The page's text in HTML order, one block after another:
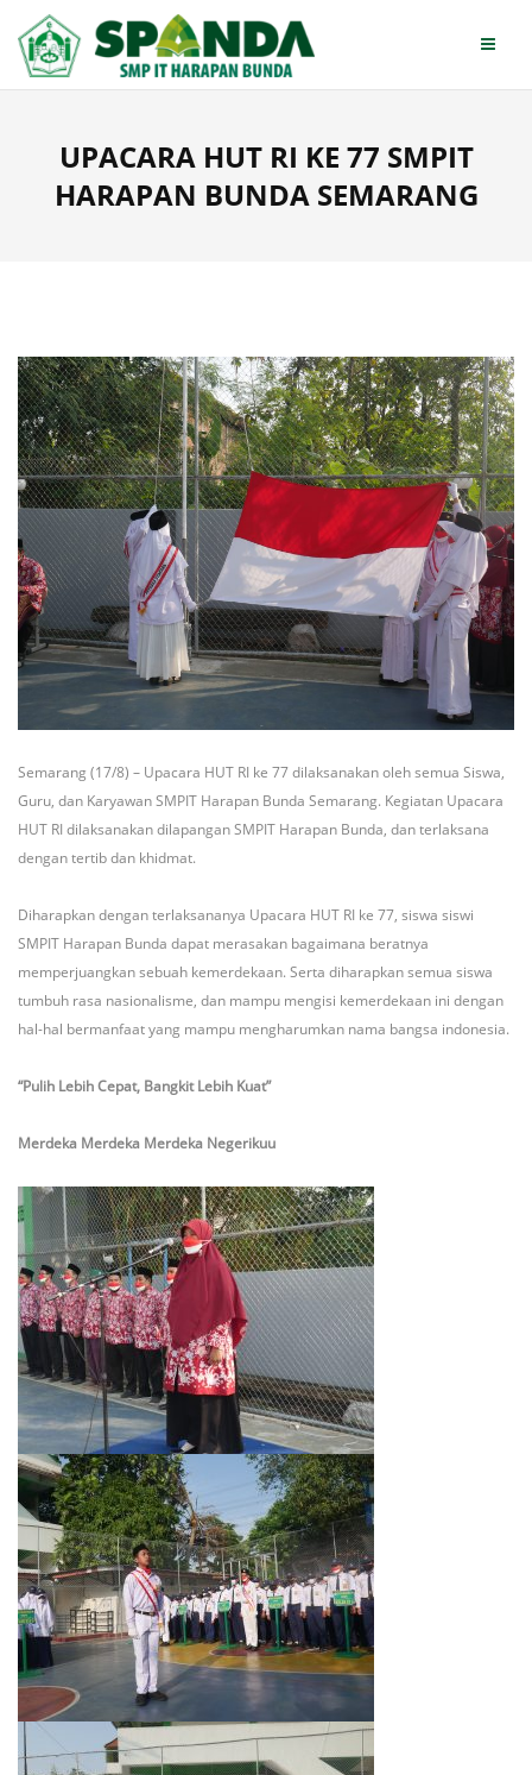
content
UPACARA HUT RI KE 77 SMPIT
HARAPAN BUNDA SEMARANG
Semarang (17/8) – Upacara HUT RI ke 77 dilaksanakan oleh semua Siswa,
Guru, dan Karyawan SMPIT Harapan Bunda Semarang. Kegiatan Upacara
HUT RI dilaksanakan dilapangan SMPIT Harapan Bunda, dan terlaksana
dengan tertib dan khidmat.
Diharapkan dengan terlaksananya Upacara HUT RI ke 77, siswa siswi
SMPIT Harapan Bunda dapat merasakan bagaimana beratnya
memperjuangkan sebuah kemerdekaan. Serta diharapkan semua siswa
tumbuh rasa nasionalisme, dan mampu mengisi kemerdekaan ini dengan
hal-hal bermanfaat yang mampu mengharumkan nama bangsa indonesia.
“Pulih Lebih Cepat, Bangkit Lebih Kuat”
Merdeka Merdeka Merdeka Negerikuu